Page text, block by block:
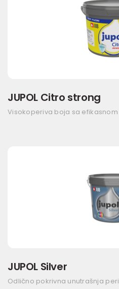
JUPOL Citro strong
Visokoperiva boja sa
JUPOL Silver
Odlično pokrivna unutrašnja